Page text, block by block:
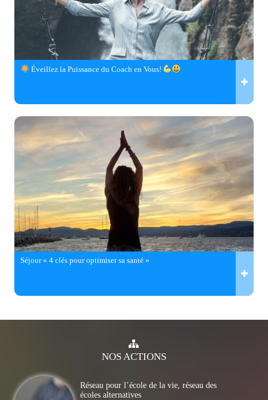
Éveillez la Puissance du Coach en Vous!
Séjour « 4 clés pour optimiser sa santé »
NOSACTIONS
Réseau pour l’école de la vie, réseau des
écoles alternatives